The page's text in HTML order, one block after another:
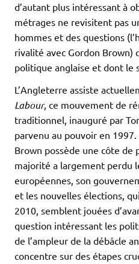
d’autant plus intéressant à
métrages ne revisitent pas
hommes et des questions
rivalité avec Gordon Brown)
politique anglaise et dont le
L’Angleterre assiste
Labour, ce mouvement de
traditionnel, inauguré par
parvenu au pouvoir en
Brown possède une côte de
majorité a largement perdu
européennes, son
et les nouvelles élections,
2010, semblent jouées
question intéressant les
de l’ampleur de la débâcle
concentre sur des étapes